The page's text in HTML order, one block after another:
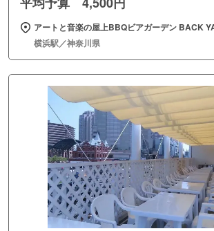
アートと音楽の屋上BBQビアガーデン BACK
横浜駅／神奈川県